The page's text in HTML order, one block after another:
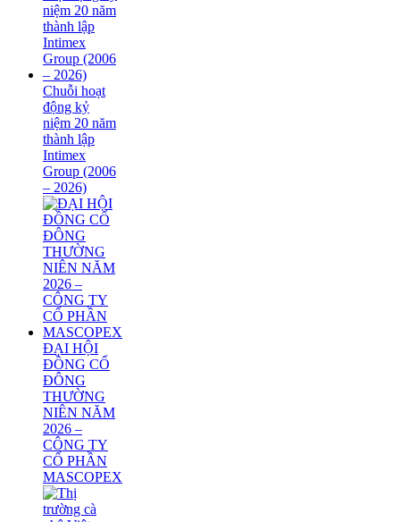
Chuỗi hoạt
động kỷ
niệm 20 năm
thành lập
Intimex
Group (2006
– 2026)
ĐẠI HỘI
ĐỒNG CỔ
ĐÔNG
THƯỜNG
NIÊN NĂM
2026 –
CÔNG TY
CỔ PHẦN
MASCOPEX